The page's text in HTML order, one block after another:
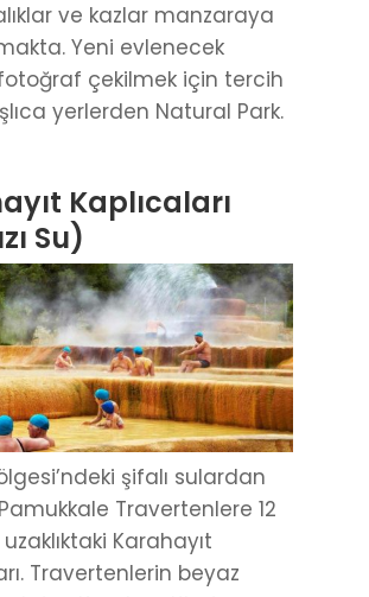
ve kazlar manzaraya
Yeni evlenecek
çekilmek için tercih
yerlerden Natural Park.
Kaplıcaları
Su)
şifalı sulardan
Travertenlere 12
uzaklıktaki Karahayıt
Travertenlerin beyaz